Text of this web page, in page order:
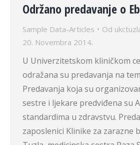
Održano predavanje o
Sample Data-Articles Od
20. Novembra 2014.
U Univerzitetskom kliničkom
odražana su predavanja na
Predavanja koja su
sestre i ljekare predviđena su
standardima u zdravstvu.
zaposlenici Klinike za zarazne